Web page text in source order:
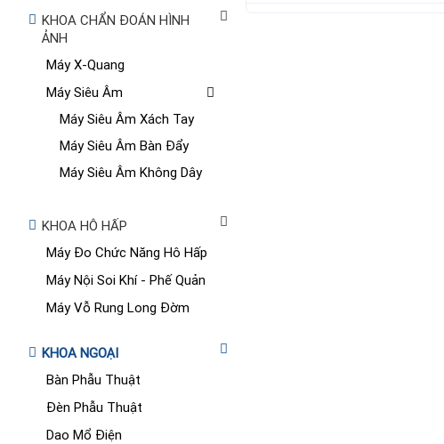
KHOA CHẨN ĐOÁN HÌNH
ẢNH
Máy X-Quang
Máy Siêu Âm
Máy Siêu Âm Xách Tay
Máy Siêu Âm Bàn Đẩy
Máy Siêu Âm Không Dây
KHOA HÔ HẤP
Máy Đo Chức Năng Hô Hấp
Máy Nội Soi Khí - Phế Quản
Máy Vỗ Rung Long Đờm
KHOA NGOẠI
Bàn Phẫu Thuật
Đèn Phẫu Thuật
Dao Mổ Điện